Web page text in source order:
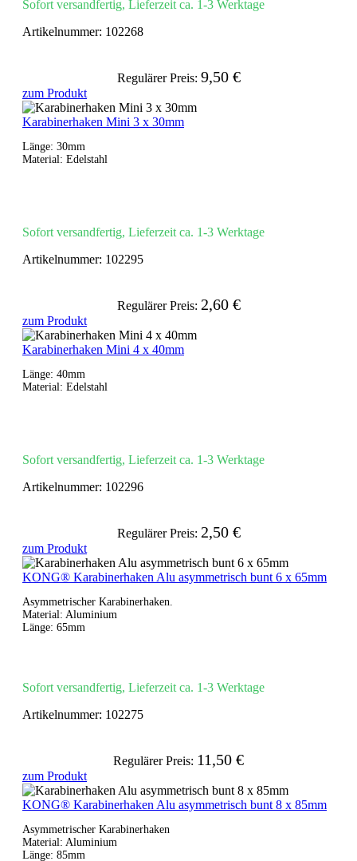
Sofort versandfertig, Lieferzeit ca. 1-3 Werktage
Artikelnummer: 102268
Regulärer Preis: 9,50 €
zum Produkt
Karabinerhaken Mini 3 x 30mm
Länge: 30mm
Material: Edelstahl
Sofort versandfertig, Lieferzeit ca. 1-3 Werktage
Artikelnummer: 102295
Regulärer Preis: 2,60 €
zum Produkt
Karabinerhaken Mini 4 x 40mm
Länge: 40mm
Material: Edelstahl
Sofort versandfertig, Lieferzeit ca. 1-3 Werktage
Artikelnummer: 102296
Regulärer Preis: 2,50 €
zum Produkt
KONG® Karabinerhaken Alu asymmetrisch bunt 6 x 65mm
Asymmetrischer Karabinerhaken.
Material: Aluminium
Länge: 65mm
Sofort versandfertig, Lieferzeit ca. 1-3 Werktage
Artikelnummer: 102275
Regulärer Preis: 11,50 €
zum Produkt
KONG® Karabinerhaken Alu asymmetrisch bunt 8 x 85mm
Asymmetrischer Karabinerhaken
Material: Aluminium
Länge: 85mm